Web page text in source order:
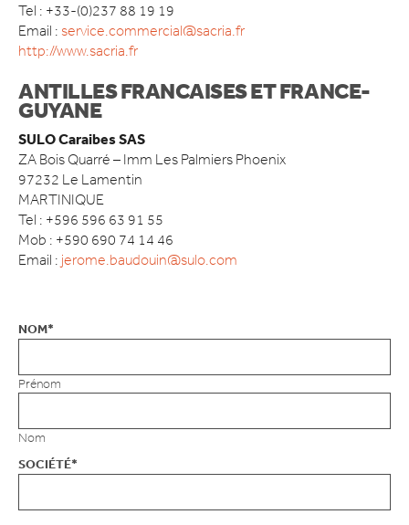
Tel : +33-(0)237 88 19 19
Email : service.commercial@sacria.fr
http://www.sacria.fr
ANTILLES FRANCAISES ET FRANCE-
GUYANE
SULO Caraibes SAS
ZA Bois Quarré – Imm Les Palmiers Phoenix
97232 Le Lamentin
MARTINIQUE
Tel : +596 596 63 91 55
Mob : +590 690 74 14 46
Email : jerome.baudouin@sulo.com
NOM*
Prénom
Nom
SOCIÉTÉ*